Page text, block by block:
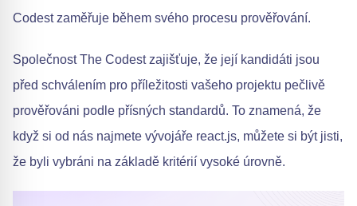
Codest zaměřuje během svého procesu prověřování.
Společnost The Codest zajišťuje, že její kandidáti jsou
před schválením pro příležitosti vašeho projektu pečlivě
prověřováni podle přísných standardů. To znamená, že
když si od nás najmete vývojáře react.js, můžete si být jisti,
že byli vybráni na základě kritérií vysoké úrovně.